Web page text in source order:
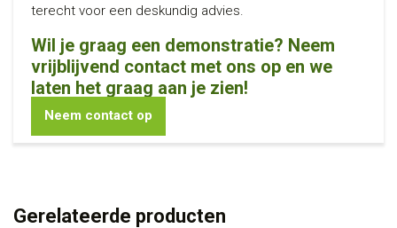
terecht voor een deskundig advies.
Wil je graag een demonstratie? Neem
vrijblijvend contact met ons op en we
laten het graag aan je zien!
Neem contact op
Gerelateerde producten